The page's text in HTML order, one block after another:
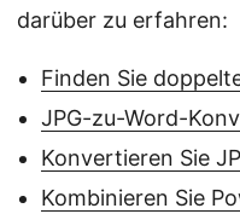
darüber zu erfahren:
Finden Sie
JPG-zu-Word-
Konvertieren Sie
Kombinieren Sie